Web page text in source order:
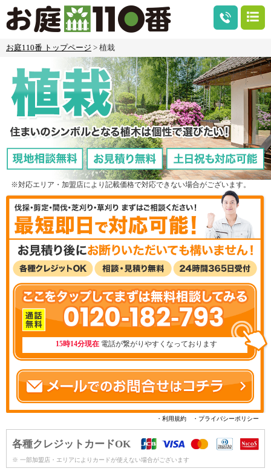
お庭110番 トップページ > 植栽
※対応エリア・加盟店により記載価格で対応できない場合がございます。
0120-182-793
15時14分現在 電話が繋がりやすくなっております
・利用規約 ・プライバシーポリシー
各種クレジットカードOK
※ 一部加盟店・エリアによりカードが使えない場合がございます